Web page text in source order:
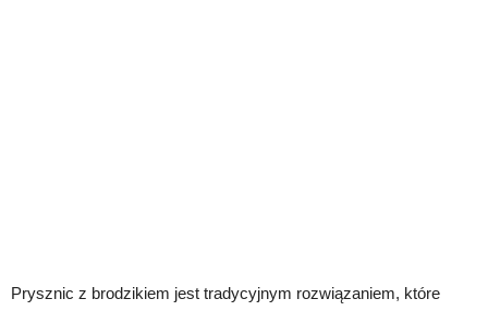
Prysznic z brodzikiem jest tradycyjnym rozwiązaniem, które